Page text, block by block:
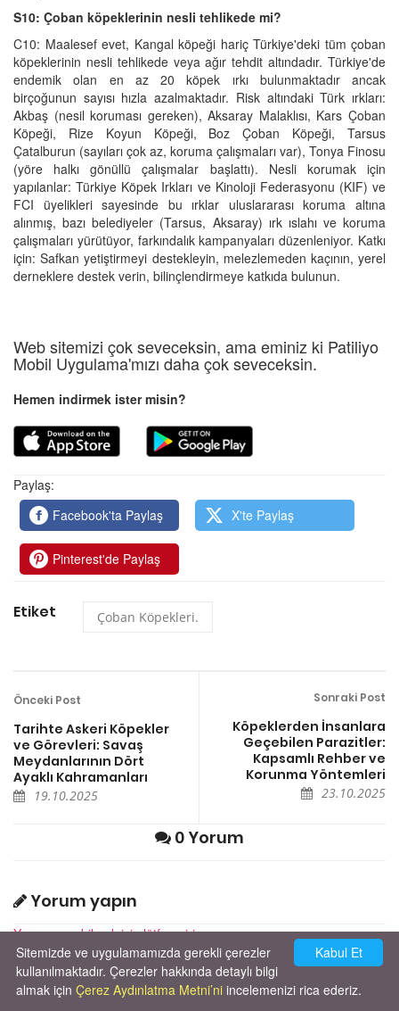
S10: Çoban köpeklerinin nesli tehlikede mi?
C10: Maalesef evet, Kangal köpeği hariç Türkiye'deki tüm çoban
köpeklerinin nesli tehlikede veya ağır tehdit altındadır. Türkiye'de
endemik olan en az 20 köpek ırkı bulunmaktadır ancak
birçoğunun sayısı hızla azalmaktadır. Risk altındaki Türk ırkları:
Akbaş (nesil koruması gereken), Aksaray Malaklısı, Kars Çoban
Köpeği, Rize Koyun Köpeği, Boz Çoban Köpeği, Tarsus
Çatalburun (sayıları çok az, koruma çalışmaları var), Tonya Finosu
(yöre halkı gönüllü çalışmalar başlattı). Nesli korumak için
yapılanlar: Türkiye Köpek Irkları ve Kinoloji Federasyonu (KIF) ve
FCI üyelikleri sayesinde bu ırklar uluslararası koruma altına
alınmış, bazı belediyeler (Tarsus, Aksaray) ırk ıslahı ve koruma
çalışmaları yürütüyor, farkındalık kampanyaları düzenleniyor. Katkı
için: Safkan yetiştirmeyi destekleyin, melezlemeden kaçının, yerel
derneklere destek verin, bilinçlendirmeye katkıda bulunun.
Web sitemizi çok seveceksin, ama eminiz ki Patiliyo
Mobil Uygulama'mızı daha çok seveceksin.
Hemen indirmek ister misin?
Paylaş:
Facebook'ta Paylaş
X'te Paylaş
Pinterest'de Paylaş
Etiket Çoban Köpekleri.
Önceki Post
Tarihte Askeri Köpekler
ve Görevleri: Savaş
Meydanlarının Dört
Ayaklı Kahramanları
19.10.2025
Sonraki Post
Köpeklerden İnsanlara
Geçebilen Parazitler:
Kapsamlı Rehber ve
Korunma Yöntemleri
23.10.2025
0 Yorum
Yorum yapın
Yorum yapabilmek için lütfen giriş yapınız.
Kabul Et
Sitemizde ve uygulamamızda gerekli çerezler
kullanılmaktadır. Çerezler hakkında detaylı bilgi
almak için Çerez Aydınlatma Metni’ni incelemenizi rica ederiz.